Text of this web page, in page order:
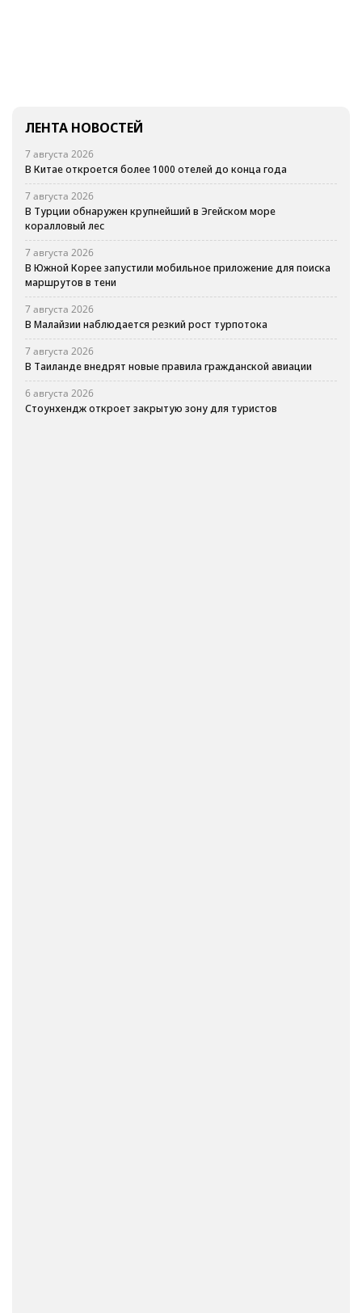
ЛЕНТА НОВОСТЕЙ
7 августа 2026
В Китае откроется более 1000 отелей до конца года
7 августа 2026
В Турции обнаружен крупнейший в Эгейском море
коралловый лес
7 августа 2026
В Южной Корее запустили мобильное приложение для поиска
маршрутов в тени
7 августа 2026
В Малайзии наблюдается резкий рост турпотока
7 августа 2026
В Таиланде внедрят новые правила гражданской авиации
6 августа 2026
Стоунхендж откроет закрытую зону для туристов